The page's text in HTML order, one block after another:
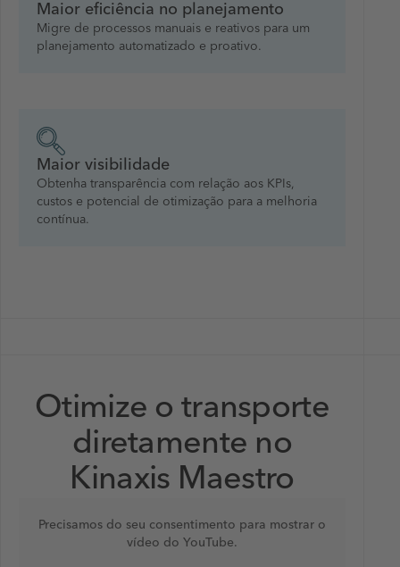
Maior eficiência no planejamento
Migre de processos manuais e reativos para um
planejamento automatizado e proativo.
Maior visibilidade
Obtenha transparência com relação aos KPIs,
custos e potencial de otimização para a melhoria
contínua.
Otimize o transporte
diretamente no
Kinaxis Maestro
Precisamos do seu consentimento para mostrar o
vídeo do YouTube.